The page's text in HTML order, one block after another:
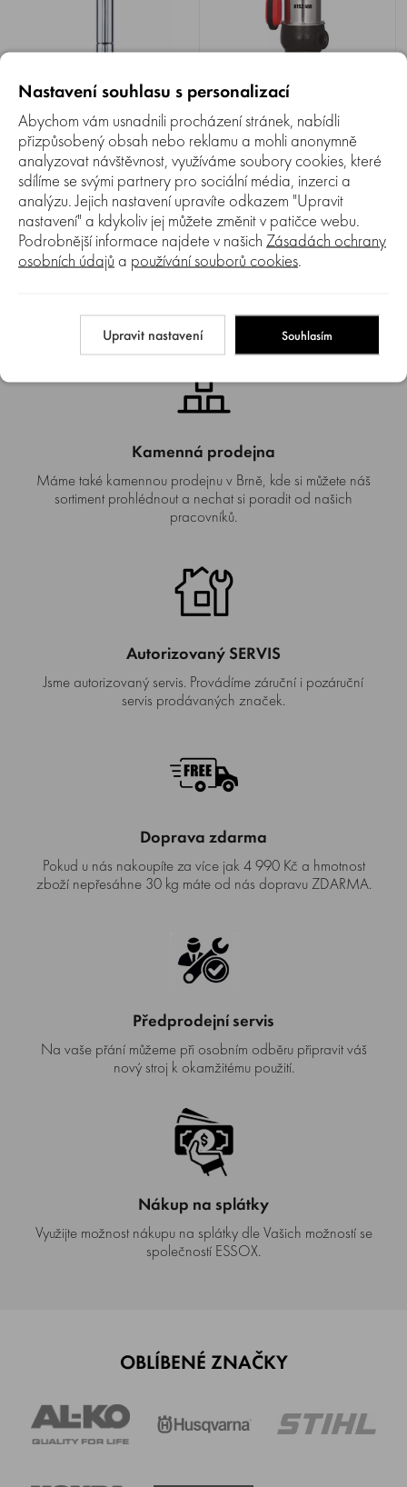
Tlakové ponorné čerpadlo
ELPUMPS BP 3/3
Tlakové ponorné čerpadlo
ELPUMPS BP 3/3 , motor
1100 W, max. dopravní výška
57 m, max. dopravní
množství 2500 l/h, do studní a
vrtů, ochranná tepelná pojistka
chrání motor před přetížením,
průměr přípojky 1".
Obvykle do 3-7 dnů
7 690 Kč
Kalové čerpadlo ELPUMPS BTSZ
Kalové čerpadlo ELPUMPS
BTSZ 400 s volným průtokem,
příkon 1200 W, max.
dopravní výška 10 m, max.
dopravní množství
24000 l/h, pro čistou i silně
znečištěnou vodu, septik.
Obvykle do 3-7 dnů
6 890 Kč
Kamenná prodejna
Máme také kamennou prodejnu v Brně, kde si můžete náš
sortiment prohlédnout a nechat si poradit od našich
pracovníků.
Autorizovaný SERVIS
Jsme autorizovaný servis. Provádíme záruční i pozáruční
servis prodávaných značek.
Doprava zdarma
Pokud u nás nakoupíte za více jak 4 990 Kč a hmotnost
zboží nepřesáhne 30 kg máte od nás dopravu ZDARMA.
Předprodejní servis
Na vaše přání můžeme při osobním odběru připravit váš
nový stroj k okamžitému použití.
Nákup na splátky
Využijte možnost nákupu na splátky dle Vašich možností se
společností ESSOX.
OBLÍBENÉ ZNAČKY
Nastavení souhlasu s personalizací
Abychom vám usnadnili procházení stránek, nabídli
přizpůsobený obsah nebo reklamu a mohli anonymně
analyzovat návštěvnost, využíváme soubory cookies, které
sdílíme se svými partnery pro sociální média, inzerci a
analýzu. Jejich nastavení upravíte odkazem "Upravit
nastavení" a kdykoliv jej můžete změnit v patičce webu.
Podrobnější informace najdete v našich Zásadách ochrany
osobních údajů a používání souborů cookies.
Upravit nastavení Souhlasím